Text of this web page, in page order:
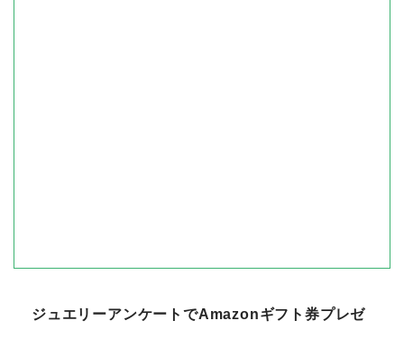
ジュエリーアンケートでAmazonギフト券プレゼ